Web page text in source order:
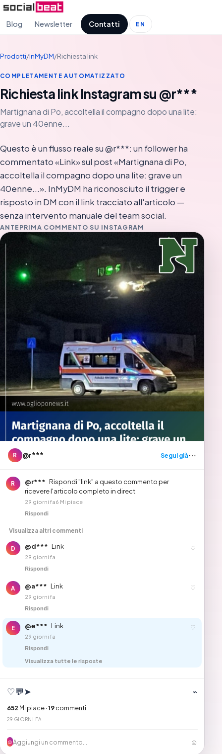
Blog Newsletter Contatti EN
Prodotti/InMyDM/Richiesta link
COMPLETAMENTE AUTOMATIZZATO
Richiesta link Instagram su @r***
Martignana di Po, accoltella il compagno dopo una lite:
grave un 40enne...
Questo è un flusso reale su @r***: un follower ha
commentato «Link» sul post «Martignana di Po,
accoltella il compagno dopo una lite: grave un
40enne...». InMyDM ha riconosciuto il trigger e
risposto in DM con il link tracciato all'articolo —
senza intervento manuale del team social.
ANTEPRIMA COMMENTO SU INSTAGRAM
R @r*** Segui già⋯
R @r*** Rispondi "link" a questo commento per
ricevere l'articolo completo in direct
29 giorni fa6 Mi piace
Rispondi
Visualizza altri commenti
D @d*** Link
29 giorni fa
Rispondi
♡
A @a*** Link
29 giorni fa
Rispondi
♡
E @e*** Link
29 giorni fa
Rispondi
Visualizza tutte le risposte
♡
♡💬➤ ⌁
652 Mi piace ·19commenti
29 GIORNI FA
☺Aggiungi un commento... ☺